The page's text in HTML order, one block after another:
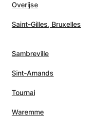
Overijse
Saint-Gilles, Bruxelles
Sambreville
Sint-Amands
Tournai
Waremme